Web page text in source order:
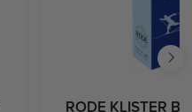
RODE KLISTER